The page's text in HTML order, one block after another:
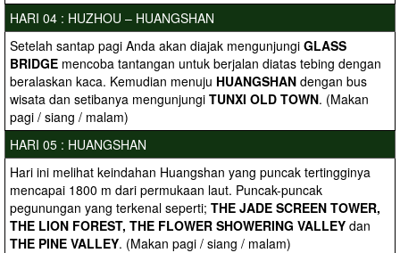
HARI 04 : HUZHOU – HUANGSHAN
Setelah santap pagi Anda akan diajak mengunjungi GLASS
BRIDGE mencoba tantangan untuk berjalan diatas tebing dengan
beralaskan kaca. Kemudian menuju HUANGSHAN dengan bus
wisata dan setibanya mengunjungi TUNXI OLD TOWN. (Makan
pagi / siang / malam)
HARI 05 : HUANGSHAN
Hari ini melihat keindahan Huangshan yang puncak tertingginya
mencapai 1800 m dari permukaan laut. Puncak-puncak
pegunungan yang terkenal seperti; THE JADE SCREEN TOWER,
THE LION FOREST, THE FLOWER SHOWERING VALLEY dan
THE PINE VALLEY. (Makan pagi / siang / malam)